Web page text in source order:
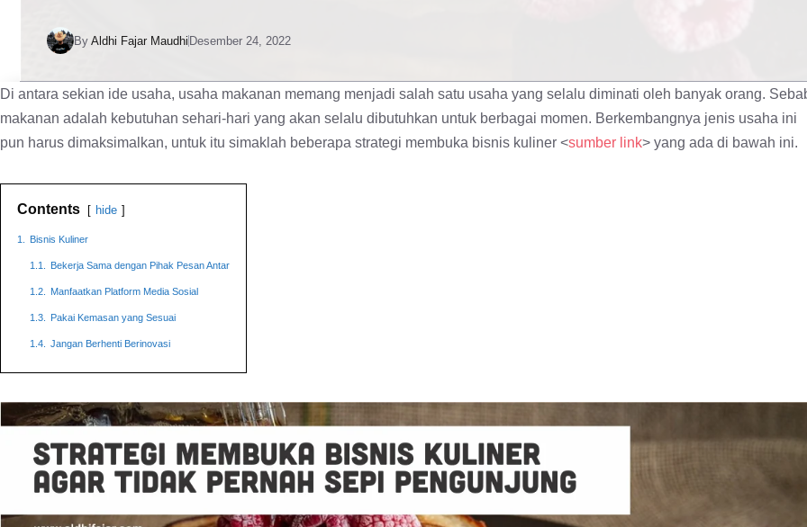
By Aldhi Fajar Maudhi Desember 24, 2022
Di antara sekian ide usaha, usaha makanan memang menjadi salah satu usaha yang selalu diminati oleh banyak orang.
makanan adalah kebutuhan sehari-hari yang akan selalu dibutuhkan untuk berbagai momen. Berkembangnya jenis usaha ini
pun harus dimaksimalkan, untuk itu simaklah beberapa strategi membuka bisnis kuliner <sumber link> yang ada di bawah ini.
Contents hide
1. Bisnis Kuliner
1.1. Bekerja Sama dengan Pihak Pesan Antar
1.2. Manfaatkan Platform Media Sosial
1.3. Pakai Kemasan yang Sesuai
1.4. Jangan Berhenti Berinovasi